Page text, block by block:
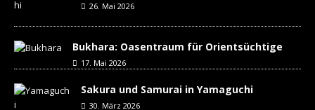
26. Mai 2026
Bukhara: Oasentraum für Orientsüchtige
17. Mai 2026
Sakura und Samurai in Yamaguchi
30. März 2026